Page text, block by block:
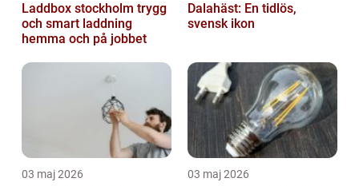
Laddbox stockholm trygg
och smart laddning
hemma och på jobbet
Dalahäst: En tidlös,
svensk ikon
03 maj 2026 03 maj 2026